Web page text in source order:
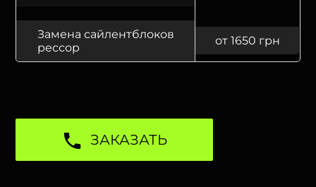
Замена сайлентблоков
рессор
от 1650 грн
ЗАКАЗАТЬ